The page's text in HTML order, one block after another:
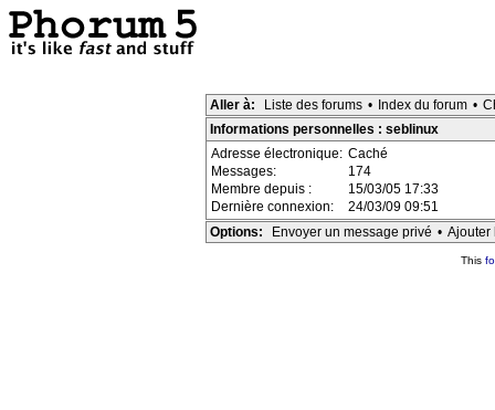
Aller à: Liste des forums • Index du forum •
Informations personnelles : seblinux
Adresse électronique: Caché
Messages:
174
Membre depuis :
15/03/05 17:33
Dernière connexion:
24/03/09 09:51
Options:
Envoyer un message privé • Ajouter
This